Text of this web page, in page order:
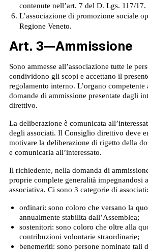
contenute nell’art. 7 del D. Lgs. 117/17.
L’associazione di promozione sociale
Regione Veneto.
Art. 3—Ammissione
Sono ammesse all’associazione tutte le
condividono gli scopi e accettano il
regolamento interno. L’organo competente
domande di ammissione presentate dagli
direttivo.
La deliberazione è comunicata
degli associati. Il Consiglio direttivo deve
motivare la deliberazione di rigetto della
e comunicarla all’interessato.
Il richiedente, nella domanda di
proprie complete generalità impegnandosi
associativa. Ci sono 3 categorie di associati:
ordinari: sono coloro che versano la
annualmente stabilita dall’Assemblea;
sostenitori: sono coloro che oltre alla
contribuzioni volontarie straordinarie;
benemeriti: sono persone nominate tali